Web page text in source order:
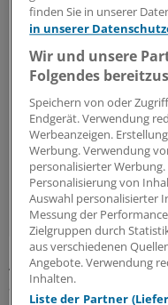
© privat
An deutschen
anders aus. Ich bin auf
finden Sie in unserer
in unserer
Wir und unsere
Folgendes
Speichern von oder
Endgerät. Verwendung
Werbeanzeigen.
Werbung. Verwendung
personalisierter
Personalisierung von
Auswahl personalisierter
Messung der
Zielgruppen durch
aus verschiedenen
Angebote. Verwendung
Inhalten.
Liste der Partner